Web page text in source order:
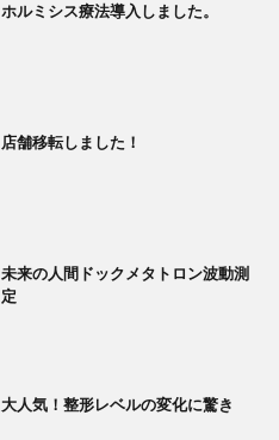
ホルミシス療法導入しました。
店舗移転しました！
未来の人間ドックメタトロン波動測
定
大人気！整形レベルの変化に驚き